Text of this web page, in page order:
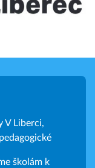
V Liberci,
školám k